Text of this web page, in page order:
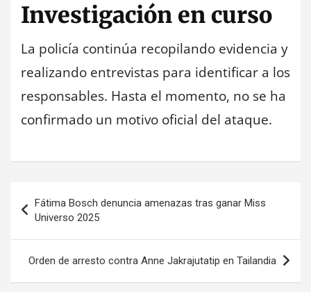
Investigación en curso
La policía continúa recopilando evidencia y
realizando entrevistas para identificar a los
responsables. Hasta el momento, no se ha
confirmado un motivo oficial del ataque.
Navegación
de
entradas
Fátima Bosch denuncia amenazas tras ganar Miss
Universo 2025
Orden de arresto contra Anne Jakrajutatip en Tailandia